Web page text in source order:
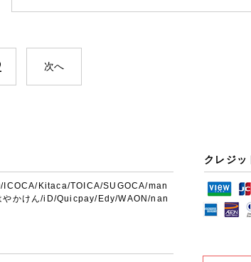
次へ
ICOCA/Kitaca/TOICA/SUGOCA/man
かけん/iD/Quicpay/Edy/WAON/nan
クレジッ